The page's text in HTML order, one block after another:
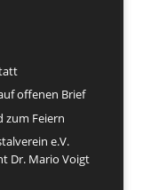
offenen Brief
zum Feiern
e.V.
Dr. Mario Voigt